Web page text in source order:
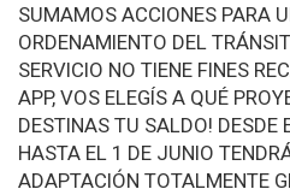
SUMAMOS ACCIONES PARA
ORDENAMIENTO DEL
SERVICIO NO TIENE FINES
APP, VOS ELEGÍS A QUÉ
DESTINAS TU SALDO! DESDE
HASTA EL 1 DE JUNIO
ADAPTACIÓN TOTALMENTE